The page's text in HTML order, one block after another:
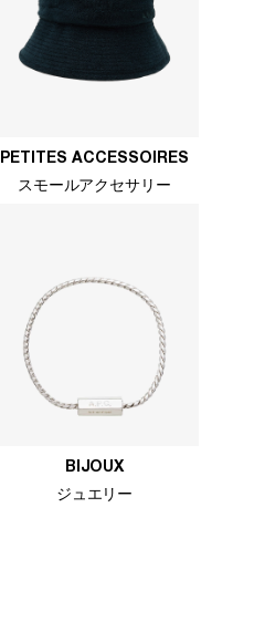
PETITES ACCESSOIRES
スモールアクセサリー
BIJOUX
ジュエリー